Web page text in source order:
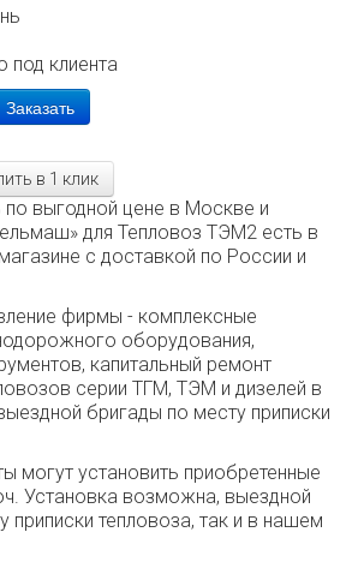
под клиента
в 1 клик
по выгодной цене в Москве и
для Тепловоз ТЭМ2 есть в
с доставкой по России и
фирмы - комплексные
оборудования,
капитальный ремонт
серии ТГМ, ТЭМ и дизелей в
бригады по месту приписки
могут установить приобретенные
Установка возможна, выездной
приписки тепловоза, так и в нашем